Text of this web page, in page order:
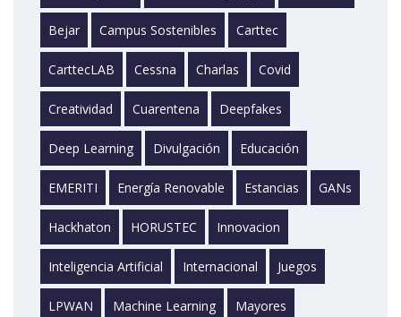
Bejar Campus Sostenibles Carttec
CarttecLAB Cessna Charlas Covid
Creatividad Cuarentena Deepfakes
Deep Learning Divulgación Educación
EMERITI Energía Renovable Estancias GANs
Hackhaton HORUSTEC Innovacion
Inteligencia Artificial Internacional Juegos
LPWAN Machine Learning Mayores